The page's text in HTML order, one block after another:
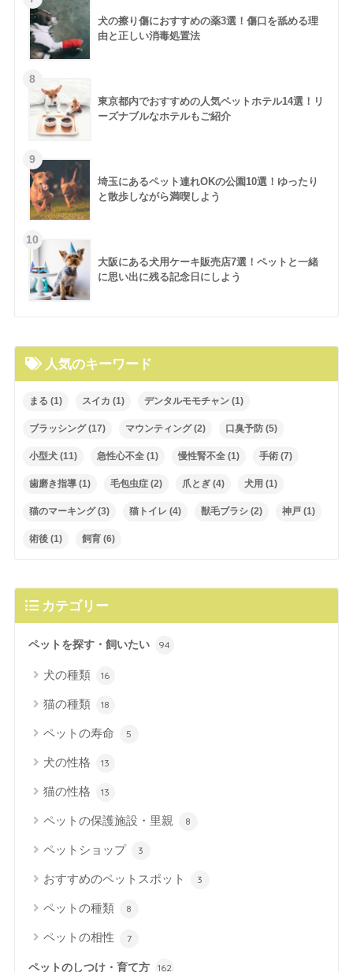
犬の擦り傷におすすめの薬3選！傷口を舐める理
由と正しい消毒処置法
東京都内でおすすめの人気ペットホテル14選！リ
ーズナブルなホテルもご紹介
埼玉にあるペット連れOKの公園10選！ゆったり
と散歩しながら満喫しよう
大阪にある犬用ケーキ販売店7選！ペットと一緒
に思い出に残る記念日にしよう
人気のキーワード
まる (1) スイカ (1) デンタルモモチャン(1)
ブラッシング(17) マウンティング(2) 口臭予防(5)
小型犬(11) 急性心不全(1) 慢性腎不全(1) 手術(7)
歯磨き指導(1) 毛包虫症(2) 爪とぎ(4) 犬用 (1)
猫のマーキング(3) 猫トイレ (4) 獣毛ブラシ(2) 神戸(1)
術後(1) 飼育(6)
カテゴリー
ペットを探す・飼いたい 94
犬の種類 16
猫の種類 18
ペットの寿命 5
犬の性格 13
猫の性格 13
ペットの保護施設・里親 8
ペットショップ 3
おすすめのペットスポット 3
ペットの種類 8
ペットの相性 7
ペットのしつけ・育て方 162